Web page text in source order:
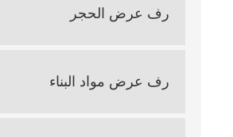
رف عرض الحجر
رف عرض مواد البناء